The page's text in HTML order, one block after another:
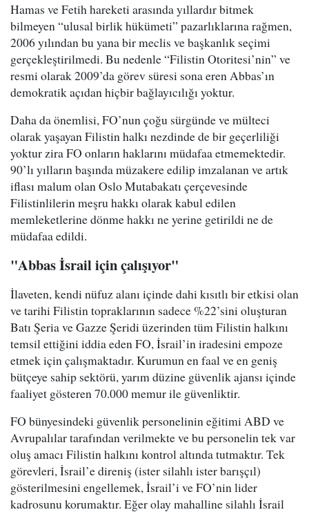
Hamas ve Fetih hareketi arasında yıllardır bitmek
bilmeyen “ulusal birlik hükümeti” pazarlıklarına rağmen,
2006 yılından bu yana bir meclis ve başkanlık seçimi
gerçekleştirilmedi. Bu nedenle “Filistin Otoritesi’nin” ve
resmi olarak 2009’da görev süresi sona eren Abbas’ın
demokratik açıdan hiçbir bağlayıcılığı yoktur.
Daha da önemlisi, FO’nun çoğu sürgünde ve mülteci
olarak yaşayan Filistin halkı nezdinde de bir geçerliliği
yoktur zira FO onların haklarını müdafaa etmemektedir.
90’lı yılların başında müzakere edilip imzalanan ve artık
iflası malum olan Oslo Mutabakatı çerçevesinde
Filistinlilerin meşru hakkı olarak kabul edilen
memleketlerine dönme hakkı ne yerine getirildi ne de
müdafaa edildi.
"Abbas İsrail için çalışıyor"
İlaveten, kendi nüfuz alanı içinde dahi kısıtlı bir etkisi olan
ve tarihi Filistin topraklarının sadece %22’sini oluşturan
Batı Şeria ve Gazze Şeridi üzerinden tüm Filistin halkını
temsil ettiğini iddia eden FO, İsrail’in iradesini empoze
etmek için çalışmaktadır. Kurumun en faal ve en geniş
bütçeye sahip sektörü, yarım düzine güvenlik ajansı içinde
faaliyet gösteren 70.000 memur ile güvenliktir.
FO bünyesindeki güvenlik personelinin eğitimi ABD ve
Avrupalılar tarafından verilmekte ve bu personelin tek var
oluş amacı Filistin halkını kontrol altında tutmaktır. Tek
görevleri, İsrail’e direniş (ister silahlı ister barışçıl)
gösterilmesini engellemek, İsrail’i ve FO’nin lider
kadrosunu korumaktır. Eğer olay mahalline silahlı İsrail